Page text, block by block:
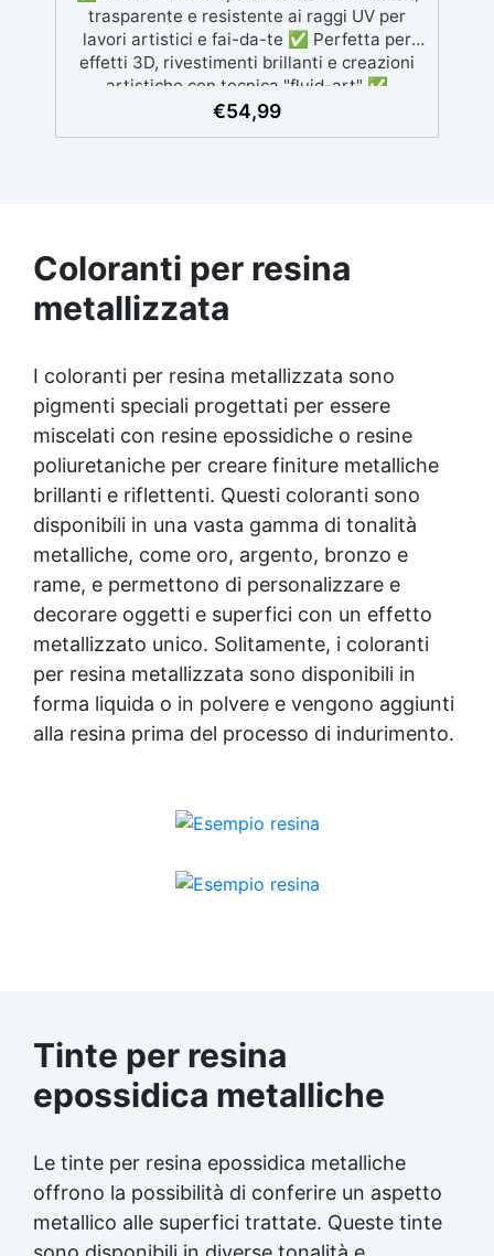
trasparente e resistente ai raggi UV per
lavori artistici e fai-da-te ✅ Perfetta per
effetti 3D, rivestimenti brillanti e creazioni
artistiche con tecnica "fluid-art" ✅
Rapporto di miscelazione 100:66, lunga
€54,99
Coloranti per resina
metallizzata
I coloranti per resina metallizzata sono
pigmenti speciali progettati per essere
miscelati con resine epossidiche o resine
poliuretaniche per creare finiture metalliche
brillanti e riflettenti. Questi coloranti sono
disponibili in una vasta gamma di tonalità
metalliche, come oro, argento, bronzo e
rame, e permettono di personalizzare e
decorare oggetti e superfici con un effetto
metallizzato unico. Solitamente, i coloranti
per resina metallizzata sono disponibili in
forma liquida o in polvere e vengono aggiunti
alla resina prima del processo di indurimento.
Tinte per resina
epossidica metalliche
Le tinte per resina epossidica metalliche
offrono la possibilità di conferire un aspetto
metallico alle superfici trattate. Queste tinte